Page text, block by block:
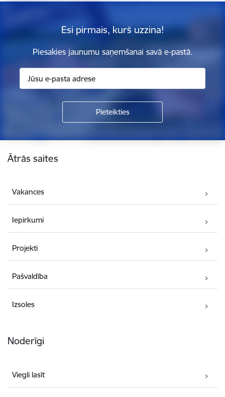
Esi pirmais, kurš uzzina!
Piesakies jaunumu saņemšanai savā e-pastā.
Ātrās saites
Vakances
Iepirkumi
Projekti
Pašvaldība
Izsoles
Noderīgi
Viegli lasīt